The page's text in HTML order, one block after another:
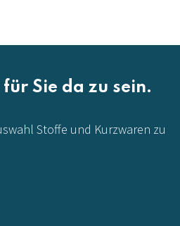
Sie da zu sein.
Stoffe und Kurzwaren zu